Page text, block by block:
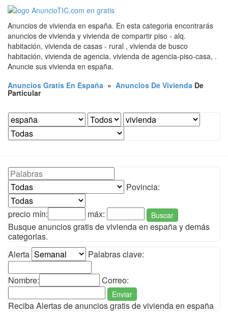
Anuncios de vivienda en españa. En esta categoria encontrarás
anuncios de vivienda y vivienda de compartir piso - alq.
habitación, vivienda de casas - rural , vivienda de busco
habitación, vivienda de agencia, vivienda de agencia-piso-casa, .
Anuncie sus vivienda en españa.
Anuncios Gratis En España » Anuncios De Vivienda De
Particular
Povincia:
precio mín: máx: Buscar
Busque anuncios gratis de vivienda en españa y demás
categorias.
Alerta
Palabras clave:
Nombre: Correo:
Enviar
Reciba Alertas de anuncios gratis de vivienda en españa